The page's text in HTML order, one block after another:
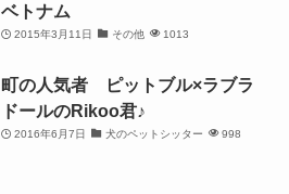
ベトナム
2015年3月11日 その他 1013
町の人気者 ピットブル×ラブラ
ドールのRikoo君♪
2016年6月7日 犬のペットシッター 998